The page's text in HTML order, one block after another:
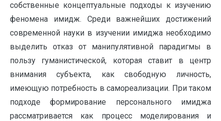
собственные концептуальные подходы к изучению
феномена имидж. Среди важнейших достижений
современной науки в изучении имиджа необходимо
выделить отказ от манипулятивной парадигмы в
пользу гуманистической, которая ставит в центр
внимания субъекта, как свободную личность,
имеющую потребность в самореализации. При таком
подходе формирование персонального имиджа
рассматривается как процесс моделирования и